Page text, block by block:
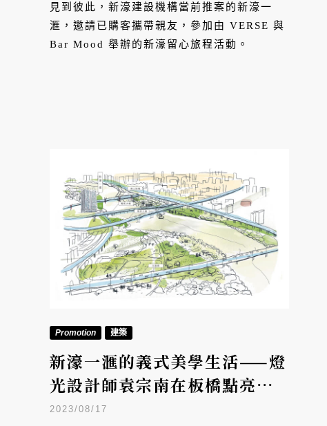
見到彼此，新濠建設機構當前推案的新濠一
滙，邀請已購客攜帶親友，參加由 VERSE 與
Bar Mood 舉辦的新濠留心旅程活動。
Promotion 建築
新濠一滙的義式美學生活——燈
光設計師袁宗南在板橋點亮米
蘭晨曦印象
2023/08/17